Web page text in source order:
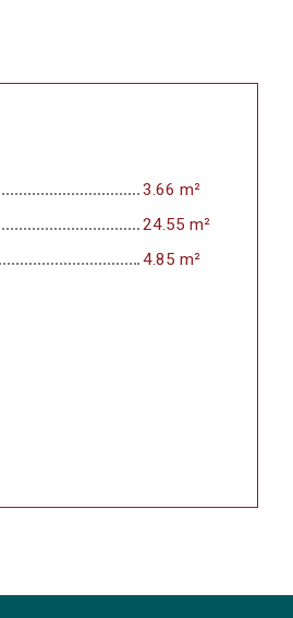
3.66 m²
24.55 m²
4.85 m²